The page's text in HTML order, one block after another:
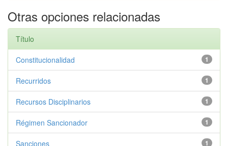
Otras opciones relacionadas
Título
1
Constitucionalidad
1
Recurridos
1
Recursos Disciplinarios
1
Régimen Sancionador
1
Sanciones